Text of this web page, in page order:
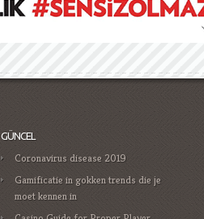
GÜNCEL
Coronavirus disease 2019
Gamificatie in gokken trends die je
moet kennen in